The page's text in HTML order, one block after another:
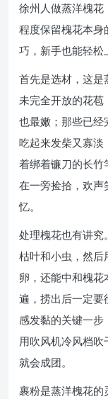
徐州人做蒸洋槐花
程度保留槐花本身
巧，新手也能轻松
首先是选材，这是
未完全开放的花苞
也最嫩；那些已经
吃起来发柴又寡淡
着绑着镰刀的长竹
在一旁捡拾，欢声
忆。
处理槐花也有讲究
枯叶和小虫，然
卵，还能中和槐
遍，捞出后一定
感发黏的关键一步
用吹风机冷风档
就会成团。
裹粉是蒸洋槐花的